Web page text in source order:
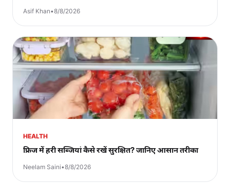
Asif Khan•8/8/2026
HEALTH
फ्रिज में हरी सब्जियां कैसे रखें सुरक्षित? जानिए आसान तरीका
Neelam Saini•8/8/2026